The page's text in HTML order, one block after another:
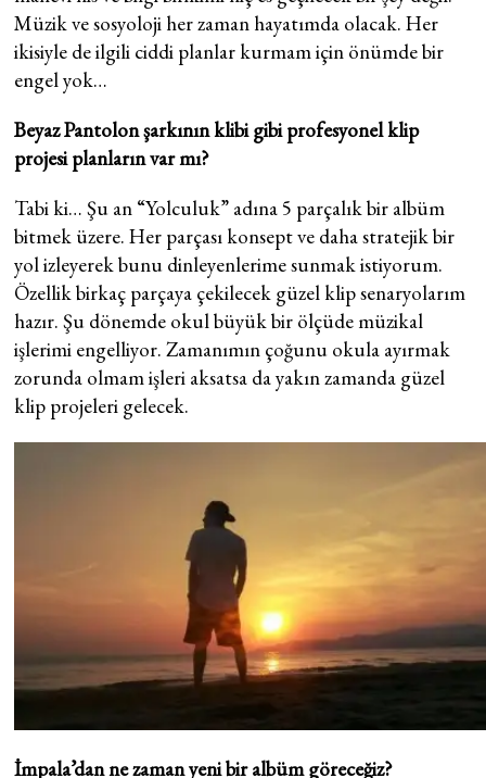
Müzik ve sosyoloji her zaman hayatımda olacak. Her
ikisiyle de ilgili ciddi planlar kurmam için önümde bir
engel yok…
Beyaz Pantolon şarkının klibi gibi profesyonel klip
projesi planların var mı?
Tabi ki… Şu an “Yolculuk” adına 5 parçalık bir albüm
bitmek üzere. Her parçası konsept ve daha stratejik bir
yol izleyerek bunu dinleyenlerime sunmak istiyorum.
Özellik birkaç parçaya çekilecek güzel klip senaryolarım
hazır. Şu dönemde okul büyük bir ölçüde müzikal
işlerimi engelliyor. Zamanımın çoğunu okula ayırmak
zorunda olmam işleri aksatsa da yakın zamanda güzel
klip projeleri gelecek.
İmpala’dan ne zaman yeni bir albüm göreceğiz?